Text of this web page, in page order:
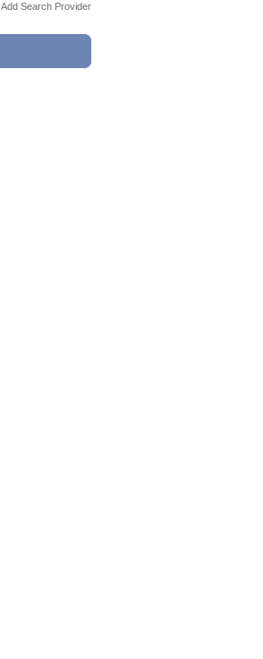
Add Search Provider